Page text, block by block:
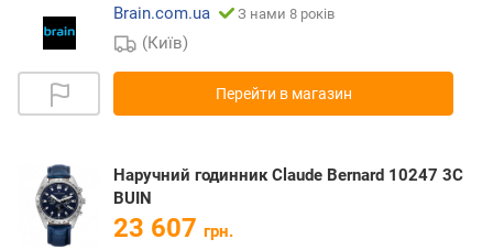
Brain.com.ua
З нами 8 років
(Київ)
Перейти в магазин
Наручний годинник Claude Bernard 10247 3C
BUIN
23 607 грн.